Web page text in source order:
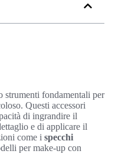
strumenti fondamentali per
Questi accessori
di ingrandire il
e di applicare il
come i specchi
per make-up con